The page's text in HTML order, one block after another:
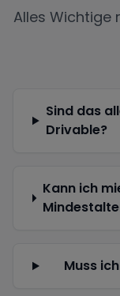
Alles Wichtige
Sind das
Drivable?
Kann ich
Muss